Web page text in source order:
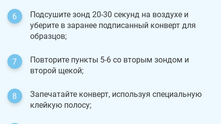
Подсушите зонд 20-30 секунд на воздухе и
уберите в заранее подписанный конверт для
образцов;
Повторите пункты 5-6 со вторым зондом и
второй щекой;
Запечатайте конверт, используя специальную
клейкую полосу;